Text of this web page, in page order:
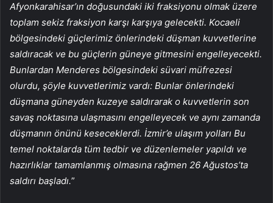
Afyonkarahisar’ın doğusundaki iki fraksiyonu olmak üzere
toplam sekiz fraksiyon karşı karşıya gelecekti. Kocaeli
bölgesindeki güçlerimiz önlerindeki düşman kuvvetlerine
saldıracak ve bu güçlerin güneye gitmesini engelleyecekti.
Bunlardan Menderes bölgesindeki süvari müfrezesi
olurdu, şöyle kuvvetlerimiz vardı: Bunlar önlerindeki
düşmana güneyden kuzeye saldırarak o kuvvetlerin son
savaş noktasına ulaşmasını engelleyecek ve aynı zamanda
düşmanın önünü keseceklerdi. İzmir’e ulaşım yolları Bu
temel noktalarda tüm tedbir ve düzenlemeler yapıldı ve
hazırlıklar tamamlanmış olmasına rağmen 26 Ağustos’ta
saldırı başladı.”